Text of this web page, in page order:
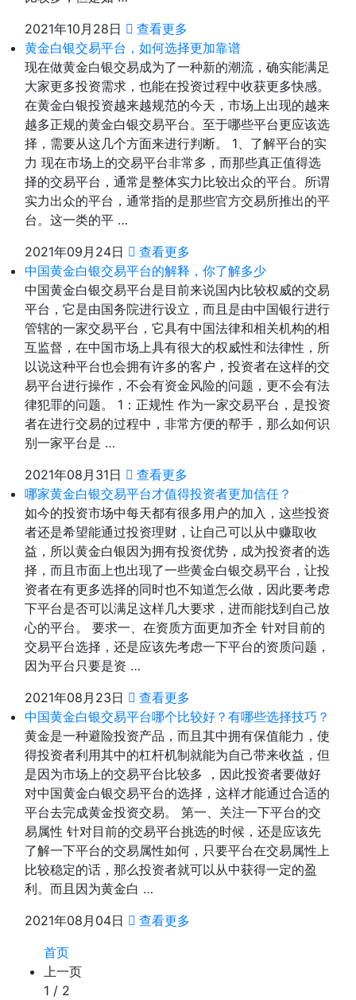
2021年10月28日
查看更多
黄金白银交易平台，如何选择更加靠谱
现在做黄金白银交易成为了一种新的潮流，确实能满足
大家更多投资需求，也能在投资过程中收获更多快感。
在黄金白银投资越来越规范的今天，市场上出现的越来
越多正规的黄金白银交易平台。至于哪些平台更应该选
择，需要从这几个方面来进行判断。 1、了解平台的实
力 现在市场上的交易平台非常多，而那些真正值得选
择的交易平台，通常是整体实力比较出众的平台。所谓
实力出众的平台，通常指的是那些官方交易所推出的平
台。这一类的平 …
2021年09月24日
查看更多
中国黄金白银交易平台的解释，你了解多少
中国黄金白银交易平台是目前来说国内比较权威的交易
平台，它是由国务院进行设立，而且是由中国银行进行
管辖的一家交易平台，它具有中国法律和相关机构的相
互监督，在中国市场上具有很大的权威性和法律性，所
以说这种平台也会拥有许多的客户，投资者在这样的交
易平台进行操作，不会有资金风险的问题，更不会有法
律犯罪的问题。 1：正规性 作为一家交易平台，是投资
者在进行交易的过程中，非常方便的帮手，那么如何识
别一家平台是 …
2021年08月31日
查看更多
哪家黄金白银交易平台才值得投资者更加信任？
如今的投资市场中每天都有很多用户的加入，这些投资
者还是希望能通过投资理财，让自己可以从中赚取收
益，所以黄金白银因为拥有投资优势，成为投资者的选
择，而且市面上也出现了一些黄金白银交易平台，让投
资者在有更多选择的同时也不知道怎么做，因此要考虑
下平台是否可以满足这样几大要求，进而能找到自己放
心的平台。 要求一、在资质方面更加齐全 针对目前的
交易平台选择，还是应该先考虑一下平台的资质问题，
因为平台只要是资 …
2021年08月23日
查看更多
中国黄金白银交易平台哪个比较好？有哪些选择技巧？
黄金是一种避险投资产品，而且其中拥有保值能力，使
得投资者利用其中的杠杆机制就能为自己带来收益，但
是因为市场上的交易平台比较多 ，因此投资者要做好
对中国黄金白银交易平台的选择，这样才能通过合适的
平台去完成黄金投资交易。 第一、关注一下平台的交
易属性 针对目前的交易平台挑选的时候，还是应该先
了解一下平台的交易属性如何，只要平台在交易属性上
比较稳定的话，那么投资者就可以从中获得一定的盈
利。而且因为黄金白 …
2021年08月04日
查看更多
首页
上一页
1 / 2